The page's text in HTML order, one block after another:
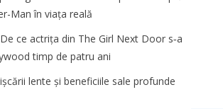
Man în viața reală
ce actrița din The Girl Next Door s‑a
timp de patru ani
lente și beneficiile sale profunde